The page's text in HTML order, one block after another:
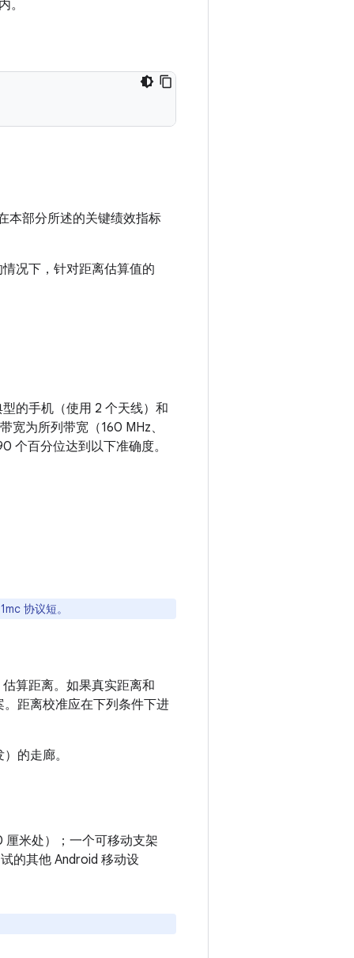
。
本部分所述的关键绩效指标
况下，针对距离估算值的
的手机（使用 2 个天线）和
宽为所列带宽（160 MHz、
个百分位达到以下准确度。
协议短。
算距离。如果真实距离和
距离校准应在下列条件下进
的走廊。
米处）；一个可移动支架
的其他 Android 移动设